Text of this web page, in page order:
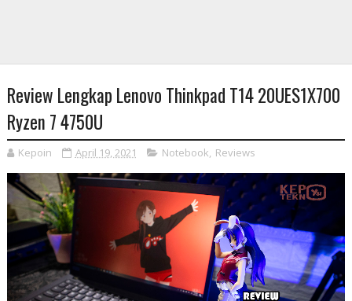
Review Lengkap Lenovo Thinkpad T14 20UES1X700
Ryzen 7 4750U
Kepoin April 19, 2021 Notebook, Reviews